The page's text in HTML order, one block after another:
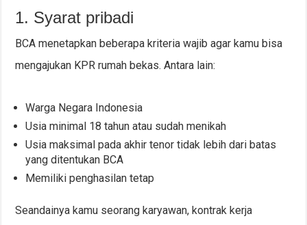
1. Syarat pribadi
BCA menetapkan beberapa kriteria wajib agar kamu bisa
mengajukan KPR rumah bekas. Antara lain:
Warga Negara Indonesia
Usia minimal 18 tahun atau sudah menikah
Usia maksimal pada akhir tenor tidak lebih dari batas
yang ditentukan BCA
Memiliki penghasilan tetap
Seandainya kamu seorang karyawan, kontrak kerja